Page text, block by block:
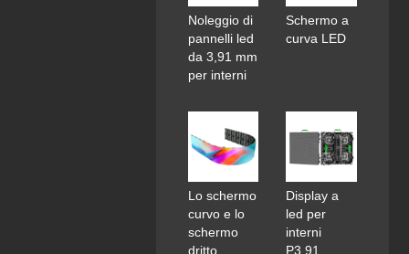
Noleggio di
pannelli led
da 3,91 mm
per interni
Schermo a
curva LED
Lo schermo
curvo e lo
schermo
dritto
Display a
led per
interni
P3.91